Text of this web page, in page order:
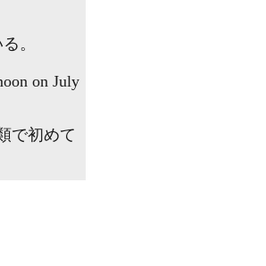
。
on July
で初めて